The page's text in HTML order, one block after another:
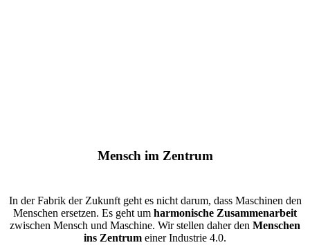
Mensch im Zentrum
In der Fabrik der Zukunft geht es nicht darum, dass Maschinen den
Menschen ersetzen. Es geht um harmonische Zusammenarbeit
zwischen Mensch und Maschine. Wir stellen daher den Menschen
ins Zentrum einer Industrie 4.0.